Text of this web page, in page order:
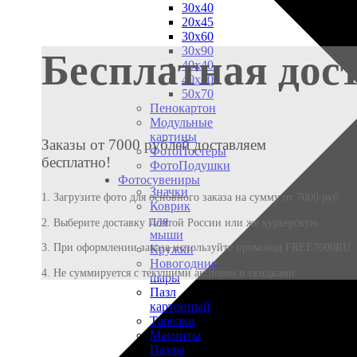
30х40
20х45
30х60
30х90
40х40
40х60
50х70
Пенокартон
Модульные
картины
ФотоПостеры
ФотоПодушки
Фотоcувениры
Значки
Коврик
для
мыши
Кружки
Новогодние
шары
Пазл
картонный
Тарелки
Магниты
Пазлы
Бесплатная
Заказы от 7000 рублей доставляем
бесплатно!
1. Загрузите фото для основного заказа на сумму от 7000 руб
2. Выберите доставку Почтой России или же курьерскую
3. При оформлении заказа используйте промокод FREE7000RU
4. Не суммируется с текущими акциями и скидками